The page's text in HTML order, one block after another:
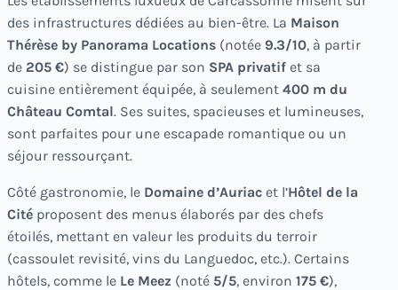
des infrastructures dédiées au bien-être. La Maison
Thérèse by Panorama Locations (notée 9.3/10, à partir
de 205 €) se distingue par son SPA privatif et sa
cuisine entièrement équipée, à seulement 400 m du
Château Comtal. Ses suites, spacieuses et lumineuses,
sont parfaites pour une escapade romantique ou un
séjour ressourçant.
Côté gastronomie, le Domaine d’Auriac et l’Hôtel de la
Cité proposent des menus élaborés par des chefs
étoilés, mettant en valeur les produits du terroir
(cassoulet revisité, vins du Languedoc, etc.). Certains
hôtels, comme le Le Meez (noté 5/5, environ 175 €),